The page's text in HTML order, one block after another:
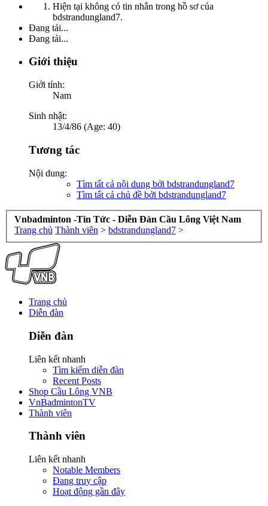
Hiện tại không có tin nhắn trong hồ sơ của
bdstrandungland7.
Đang tải...
Đang tải...
Giới thiệu
Giới tính:
Nam
Sinh nhật:
13/4/86 (Age: 40)
Tương tác
Nội dung:
Tìm tất cả nội dung bởi bdstrandungland7
Tìm tất cả chủ đề bởi bdstrandungland7
Vnbadminton -Tin Tức - Diễn Đàn Cầu Lông Việt Nam
Trang chủ Thành viên > bdstrandungland7 >
Trang chủ
Diễn đàn
Diễn đàn
Liên kết nhanh
Tìm kiếm diễn đàn
Recent Posts
Shop Cầu Lông VNB
VnBadmintonTV
Thành viên
Thành viên
Liên kết nhanh
Notable Members
Đang truy cập
Hoạt động gần đây